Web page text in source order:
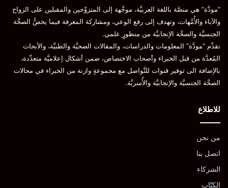
“مودَّة” هي منصَّة باللغة العربيَّة، موجَّهة إلى المتزوِّجين والمقبلين على الزواج
والآباء والأُمَّهات، وتهدف إلى رفع الوعي، ومشاركة المعرفة فيما يخصُّ الصحَّة
الجنسيَّة والصحَّة الإنجابيَّة من منظورٍ علمي.
تقدِّم “مودَّة” المعلومات والدراسات، والمقالات الصحيَّة والطبيَّة، والأبحاث
المُعدَّة من قبل الخبراء وأصحاب الاختصاص، ضمن أشكال إعلاميَّة متعدِّدة،
بالإضافة الى توفير قنوات للتَّواصل مع مجموعةٍ وازنة من الخبراء في مجالات
الصحَّة الجنسيَّة والإنجابيَّة والأُسريَّة.
للاطلاع
من نحن
اتصل بنا
الشركاء
الكتّاب